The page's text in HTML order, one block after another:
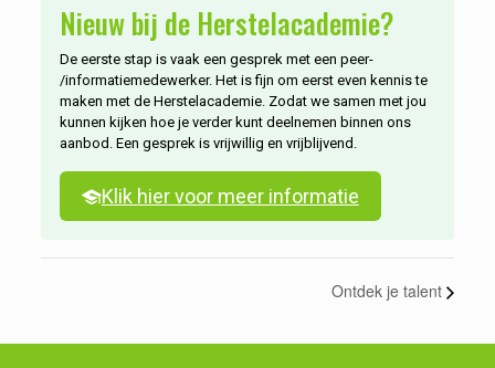
Nieuw bij de Herstelacademie?
De eerste stap is vaak een gesprek met een peer-
/informatiemedewerker. Het is fijn om eerst even kennis te
maken met de Herstelacademie. Zodat we samen met jou
kunnen kijken hoe je verder kunt deelnemen binnen ons
aanbod. Een gesprek is vrijwillig en vrijblijvend.
Klik hier voor meer informatie
Ontdek je talent